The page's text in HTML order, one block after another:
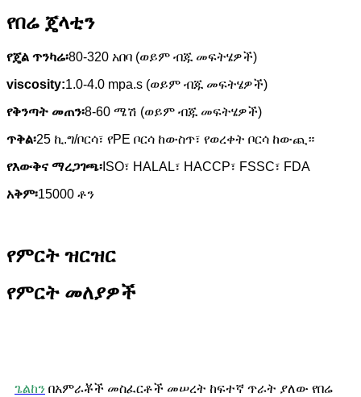
የበሬ ጄላቲን
የጄል ጥንካሬ፡80-320 አበባ (ወይም ብጁ መፍትሄዎች)
viscosity:1.0-4.0 mpa.s (ወይም ብጁ መፍትሄዎች)
የቅንጣት መጠን፡8-60 ሜሽ (ወይም ብጁ መፍትሄዎች)
ጥቅል፡25 ኪ.ግ/ቦርሳ፣ የPE ቦርሳ ከውስጥ፣ የወረቀት ቦርሳ ከውጪ።
የእውቅና ማረጋገጫ፡ ISO፣ HALAL፣ HACCP፣ FSSC፣ FDA
አቅም፡15000 ቶን
የምርት ዝርዝር
የምርት መለያዎች
ጌልከን በአምራቾች መስፈርቶች መሠረት ከፍተኛ ጥራት ያለው የበሬ